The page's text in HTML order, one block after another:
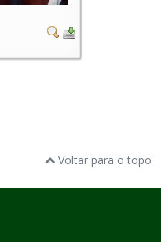
Voltar para o topo